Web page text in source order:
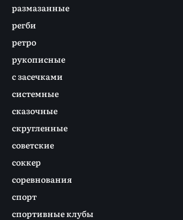
размазанные
регби
ретро
рукописные
с засечками
системные
сказочные
скругленные
советские
соккер
соревнования
спорт
спортивные клубы